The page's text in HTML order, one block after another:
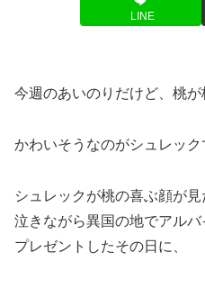
LINE
今週のあいのりだけど、桃
かわいそうなのがシュレック
シュレックが桃の喜ぶ顔が見
泣きながら異国の地でアル
プレゼントしたその日に、